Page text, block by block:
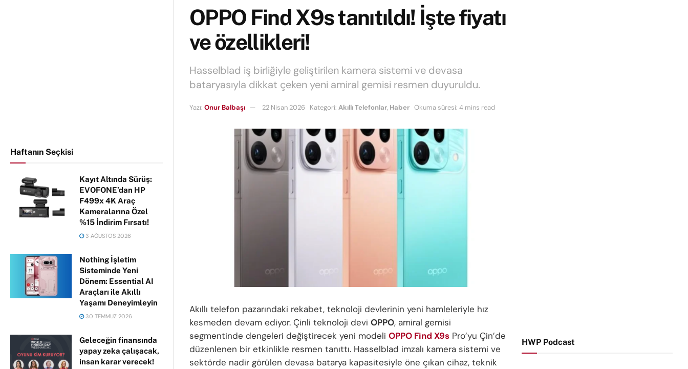
Haftanın Seçkisi
Kayıt Altında Sürüş:
EVOFONE’dan HP
F499x 4K Araç
Kameralarına Özel
%15 İndirim Fırsatı!
3 AĞUSTOS 2026
Nothing İşletim
Sisteminde Yeni
Dönem: Essential AI
Araçları ile Akıllı
Yaşamı Deneyimleyin
30 TEMMUZ 2026
Geleceğin finansında
yapay zeka çalışacak,
insan karar verecek!
OPPO Find X9s tanıtıldı! İşte fiyatı
ve özellikleri!
Hasselblad iş birliğiyle geliştirilen kamera sistemi ve devasa
bataryasıyla dikkat çeken yeni amiral gemisi resmen duyuruldu.
Yazı: Onur Balbaşı 22 Nisan 2026 Kategori: Akıllı Telefonlar, Haber Okuma süresi: 4 mins read
Akıllı telefon pazarındaki rekabet, teknoloji devlerinin yeni hamleleriyle hız
kesmeden devam ediyor. Çinli teknoloji devi OPPO, amiral gemisi
segmentinde dengeleri değiştirecek yeni modeli OPPO Find X9s Pro’yu Çin’de
düzenlenen bir etkinlikle resmen tanıttı. Hasselblad imzalı kamera sistemi ve
sektörde nadir görülen devasa batarya kapasitesiyle öne çıkan cihaz, teknik
HWP Podcast